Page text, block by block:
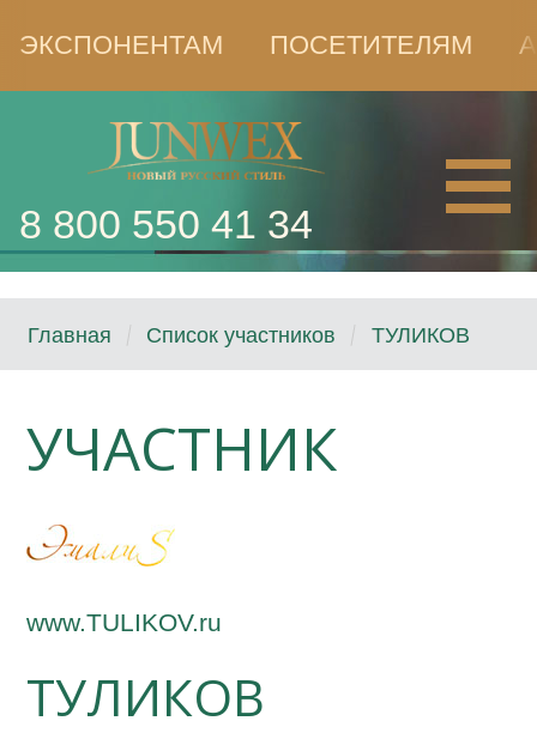
ЭКСПОНЕНТАМ ПОСЕТИТЕЛЯМ
8 800 550 41 34
Главная Список участников ТУЛИКОВ
УЧАСТНИК
www.TULIKOV.ru
ТУЛИКОВ